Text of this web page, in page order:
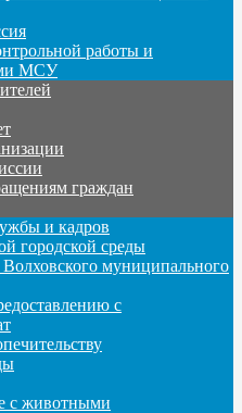
работы и
МСУ
граждан
и кадров
городской среды
муниципального
с
с животными